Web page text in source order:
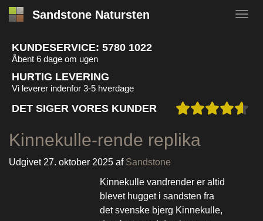
Sandstone Natursten
KUNDESERVICE: 5780 1022
Åbent 6 dage om ugen
HURTIG LEVERING
Vi leverer indenfor 3-5 hverdage
DET SIGER VORES KUNDER
Kinnekulle-rende replika
Udgivet 27. oktober 2025 af Sandstone
Kinnekulle vandrender er altid
blevet hugget i sandsten fra
det svenske bjerg Kinnekulle,